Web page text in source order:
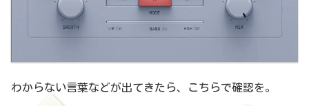
わからない言葉などが出てきたら、こちらで確認を。